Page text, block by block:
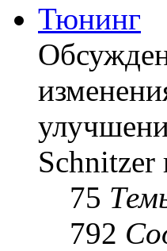
Тюнинг
Schnitzer
75
792